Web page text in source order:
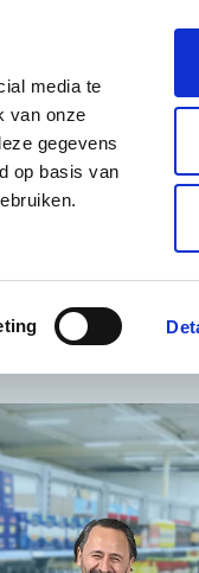
media te
van onze
gegevens
op basis van
forsubmenu for
Non-Food
Alle